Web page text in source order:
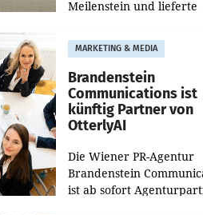
Meilenstein und lieferte
aus, womit sich das
gegenüber Juli 2025
verdoppelte (+102
MARKETING & MEDIA
Brandenstein
Communications ist
künftig Partner von
OtterlyAI
Die Wiener PR-Agentur
Brandenstein
ist ab sofort